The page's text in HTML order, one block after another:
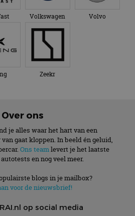
Volkswagen Volvo
Zeekr
Over ons
je alles waar het hart van een
gaat kloppen. In beeld én geluid,
Ons team levert je het laatste
en nog veel meer.
blogs in je mailbox?
voor de nieuwsbrief!
op social media